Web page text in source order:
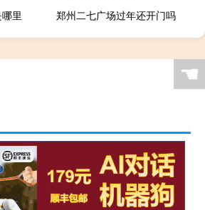
里
郑州二七广场过年还开门吗
☚